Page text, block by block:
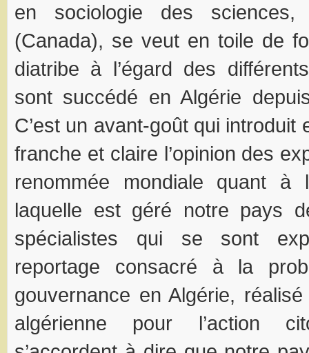
en sociologie des sciences,
(Canada), se veut en toile de
diatribe à l’égard des
sont succédé en Algérie
C’est un avant-goût qui introduit
franche et claire l’opinion des
renommée mondiale quant à
laquelle est géré notre pays
spécialistes qui se sont
reportage consacré à la
gouvernance en Algérie,
algérienne pour l’action